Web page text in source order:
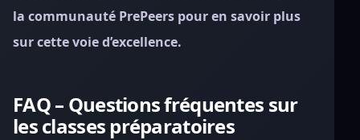
la communauté PrePeers pour en savoir plus
sur cette voie d’excellence.
FAQ – Questions fréquentes sur
les classes préparatoires